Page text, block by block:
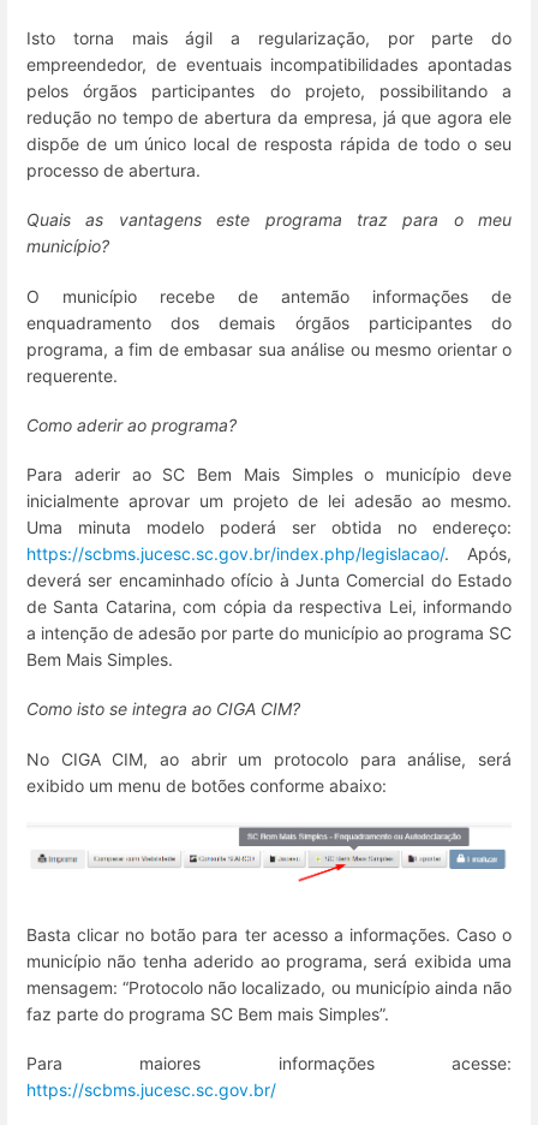
Isto torna mais ágil a regularização, por parte do
empreendedor, de eventuais incompatibilidades apontadas
pelos órgãos participantes do projeto, possibilitando a
redução no tempo de abertura da empresa, já que agora ele
dispõe de um único local de resposta rápida de todo o seu
processo de abertura.
Quais as vantagens este programa traz para o meu
município?
O município recebe de antemão informações de
enquadramento dos demais órgãos participantes do
programa, a fim de embasar sua análise ou mesmo orientar o
requerente.
Como aderir ao programa?
Para aderir ao SC Bem Mais Simples o município deve
inicialmente aprovar um projeto de lei adesão ao mesmo.
Uma minuta modelo poderá ser obtida no endereço:
https://scbms.jucesc.sc.gov.br/index.php/legislacao/. Após,
deverá ser encaminhado ofício à Junta Comercial do Estado
de Santa Catarina, com cópia da respectiva Lei, informando
a intenção de adesão por parte do município ao programa SC
Bem Mais Simples.
Como isto se integra ao CIGA CIM?
No CIGA CIM, ao abrir um protocolo para análise, será
exibido um menu de botões conforme abaixo:
Basta clicar no botão para ter acesso a informações. Caso o
município não tenha aderido ao programa, será exibida uma
mensagem: “Protocolo não localizado, ou município ainda não
faz parte do programa SC Bem mais Simples”.
Para maiores informações acesse:
https://scbms.jucesc.sc.gov.br/